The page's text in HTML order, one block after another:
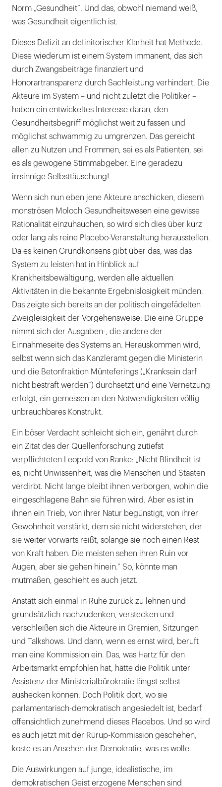
Norm „Gesundheit“. Und das, obwohl niemand weiß,
was Gesundheit eigentlich ist.
Dieses Defizit an definitorischer Klarheit hat Methode.
Diese wiederum ist einem System immanent, das sich
durch Zwangsbeiträge finanziert und
Honorartransparenz durch Sachleistung verhindert. Die
Akteure im System – und nicht zuletzt die Politiker –
haben ein entwickeltes Interesse daran, den
Gesundheitsbegriff möglichst weit zu fassen und
möglichst schwammig zu umgrenzen. Das gereicht
allen zu Nutzen und Frommen, sei es als Patienten, sei
es als gewogene Stimmabgeber. Eine geradezu
irrsinnige Selbsttäuschung!
Wenn sich nun eben jene Akteure anschicken, diesem
monströsen Moloch Gesundheitswesen eine gewisse
Rationalität einzuhauchen, so wird sich dies über kurz
oder lang als reine Placebo-Veranstaltung herausstellen.
Da es keinen Grundkonsens gibt über das, was das
System zu leisten hat in Hinblick auf
Krankheitsbewältigung, werden alle aktuellen
Aktivitäten in die bekannte Ergebnislosigkeit münden.
Das zeigte sich bereits an der politisch eingefädelten
Zweigleisigkeit der Vorgehensweise: Die eine Gruppe
nimmt sich der Ausgaben-, die andere der
Einnahmeseite des Systems an. Herauskommen wird,
selbst wenn sich das Kanzleramt gegen die Ministerin
und die Betonfraktion Münteferings („Kranksein darf
nicht bestraft werden“) durchsetzt und eine Vernetzung
erfolgt, ein gemessen an den Notwendigkeiten völlig
unbrauchbares Konstrukt.
Ein böser Verdacht schleicht sich ein, genährt durch
ein Zitat des der Quellenforschung zutiefst
verpflichteten Leopold von Ranke: „Nicht Blindheit ist
es, nicht Unwissenheit, was die Menschen und Staaten
verdirbt. Nicht lange bleibt ihnen verborgen, wohin die
eingeschlagene Bahn sie führen wird. Aber es ist in
ihnen ein Trieb, von ihrer Natur begünstigt, von ihrer
Gewohnheit verstärkt, dem sie nicht widerstehen, der
sie weiter vorwärts reißt, solange sie noch einen Rest
von Kraft haben. Die meisten sehen ihren Ruin vor
Augen, aber sie gehen hinein.“ So, könnte man
mutmaßen, geschieht es auch jetzt.
Anstatt sich einmal in Ruhe zurück zu lehnen und
grundsätzlich nachzudenken, verstecken und
verschleißen sich die Akteure in Gremien, Sitzungen
und Talkshows. Und dann, wenn es ernst wird, beruft
man eine Kommission ein. Das, was Hartz für den
Arbeitsmarkt empfohlen hat, hätte die Politik unter
Assistenz der Ministerialbürokratie längst selbst
aushecken können. Doch Politik dort, wo sie
parlamentarisch-demokratisch angesiedelt ist, bedarf
offensichtlich zunehmend dieses Placebos. Und so wird
es auch jetzt mit der Rürup-Kommission geschehen,
koste es an Ansehen der Demokratie, was es wolle.
Die Auswirkungen auf junge, idealistische, im
demokratischen Geist erzogene Menschen sind